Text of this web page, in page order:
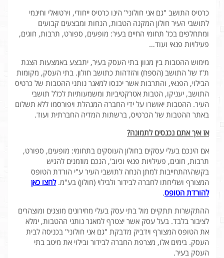
כרטיס התושב "גם אני חולוני" הינו כרטיס ייחודי, וירטואלי וחינמי
לתושבי העיר חולון המקנה הטבות, הנחות ומבצעים קבועים
ומתחלפים בכל תחומי החיים בעיר: מופעים, ספורט, תרבות, חוגים,
פעילויות פנאי ועוד…
מימוש ההטבות בין מגוון בתי העסק בעיר, יתבצע באמצעות הצגת
ת"ז של התושב (הספח) והזדהות כתושב חולון. בתי העסק, מקומות
הבילוי, הפנאי, והתרבות אשר יכנסו למאגר נותני ההטבות של כרטיס
התושב, יעניקו, הטבות אטרקטיביות ומשמעותיות לכלל תושבי
העיר. ההטבות יאושרו על ידי החברה המנהלת ויפורסמו ללא תשלום
באתר ההטבות של הכרטיס, ברשתות המדיה החברתית ועוד.
אז איך אתם נכנסים לתמונה?
אם הינכם בעלי עסקים בחולון העוסקים בתחומי: מופעים, ספורט,
תרבות, חוגים, פעילויות פנאי וכיוב', הנכם מוזמנים להגיש
בקשה\התחייבות למתן הנחה לתושבי העיר ע"י הורדת הטופס
המצורף ושליחתו לחברה לבידור ולבילוי (חולון) בע"מ.לחצו כאן
להורדת הטופס.
ההתקשרות תתקיים מול בתי עסק בעלי מחירונים מוצגים ומוצהרים
לציבור בלבד. בעל עסק אשר יצטרף למאגר נותני ההטבות, ימלא
את הטופס המצורף וידביק מדבקת "גם אני חולוני" בכניסה לבית
העסק. בימים אלו, מצרפת החברה לבידור ובילוי את מיטב בתי
העסק בעיר.